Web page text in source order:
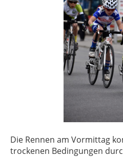
Die Rennen am Vormittag
trockenen Bedingungen